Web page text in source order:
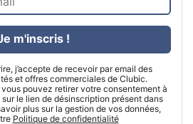
j’accepte de recevoir par email des
et offres commerciales de Clubic.
vous pouvez retirer votre consentement à
le lien de désinscription présent dans
plus sur la gestion de vos données,
Politique de confidentialité
m'inscris !